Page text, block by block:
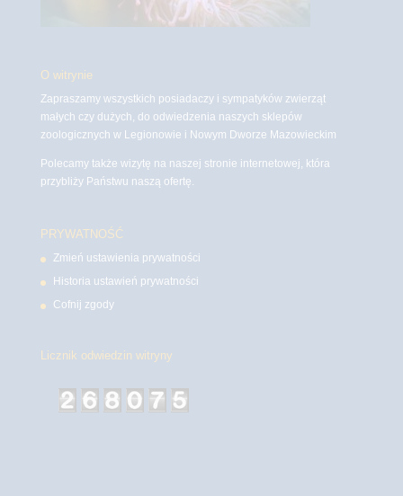
O witrynie
Zapraszamy wszystkich posiadaczy i sympatyków zwierząt
małych czy dużych, do odwiedzenia naszych sklepów
zoologicznych w Legionowie i Nowym Dworze Mazowieckim
Polecamy także wizytę na naszej stronie internetowej, która
przybliży Państwu naszą ofertę.
PRYWATNOŚĆ
Zmień ustawienia prywatności
Historia ustawień prywatności
Cofnij zgody
Licznik odwiedzin witryny